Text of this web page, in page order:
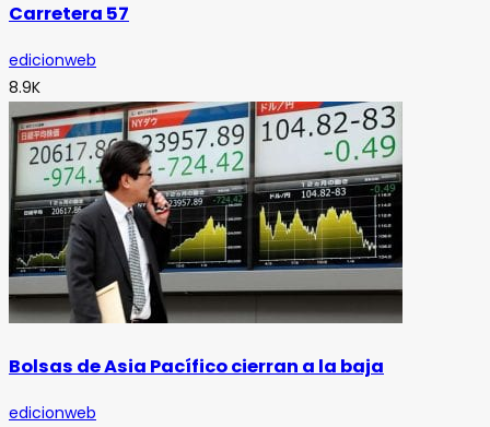
Carretera 57
edicionweb
8.9K
Bolsas de Asia Pacífico cierran a la baja
edicionweb